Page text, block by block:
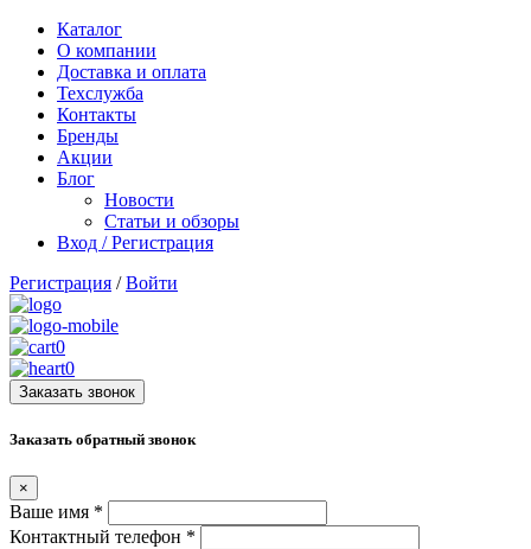
Каталог
О компании
Доставка и оплата
Техслужба
Контакты
Бренды
Акции
Блог
Новости
Статьи и обзоры
Вход / Регистрация
Регистрация / Войти
0
0
Заказать звонок
Заказать обратный звонок
×
Ваше имя *
Контактный телефон *